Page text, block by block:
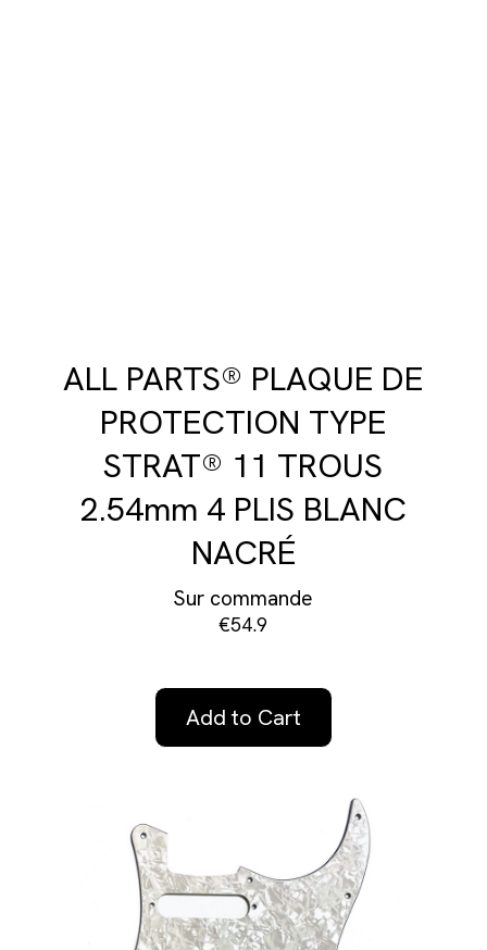
ALL PARTS® PLAQUE DE
PROTECTION TYPE
STRAT® 11 TROUS
2.54mm 4 PLIS BLANC
NACRÉ
Sur commande
€54.9
Add to Cart